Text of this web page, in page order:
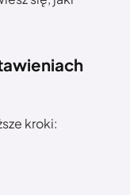
kroki: